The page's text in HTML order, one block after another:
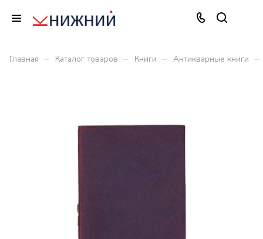
Главная – Каталог товаров – Книги – Антикварные книги –